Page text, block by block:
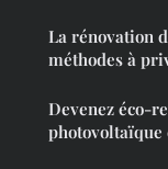
La rénovation
méthodes à
Devenez éco-
photovoltaïque